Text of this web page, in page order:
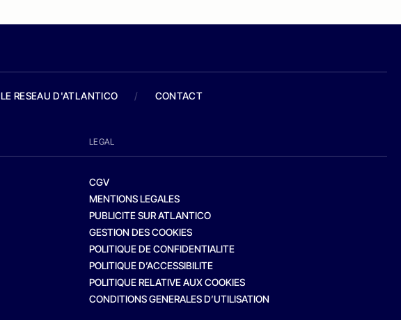
LE RESEAU D'ATLANTICO / CONTACT
LEGAL
CGV
MENTIONS LEGALES
PUBLICITE SUR ATLANTICO
GESTION DES COOKIES
POLITIQUE DE CONFIDENTIALITE
POLITIQUE D’ACCESSIBILITE
POLITIQUE RELATIVE AUX COOKIES
CONDITIONS GENERALES D’UTILISATION